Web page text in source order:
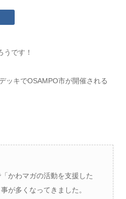
うです！
ッキでOSAMPO市が開催される
かわマガの活動を支援した
が多くなってきました。